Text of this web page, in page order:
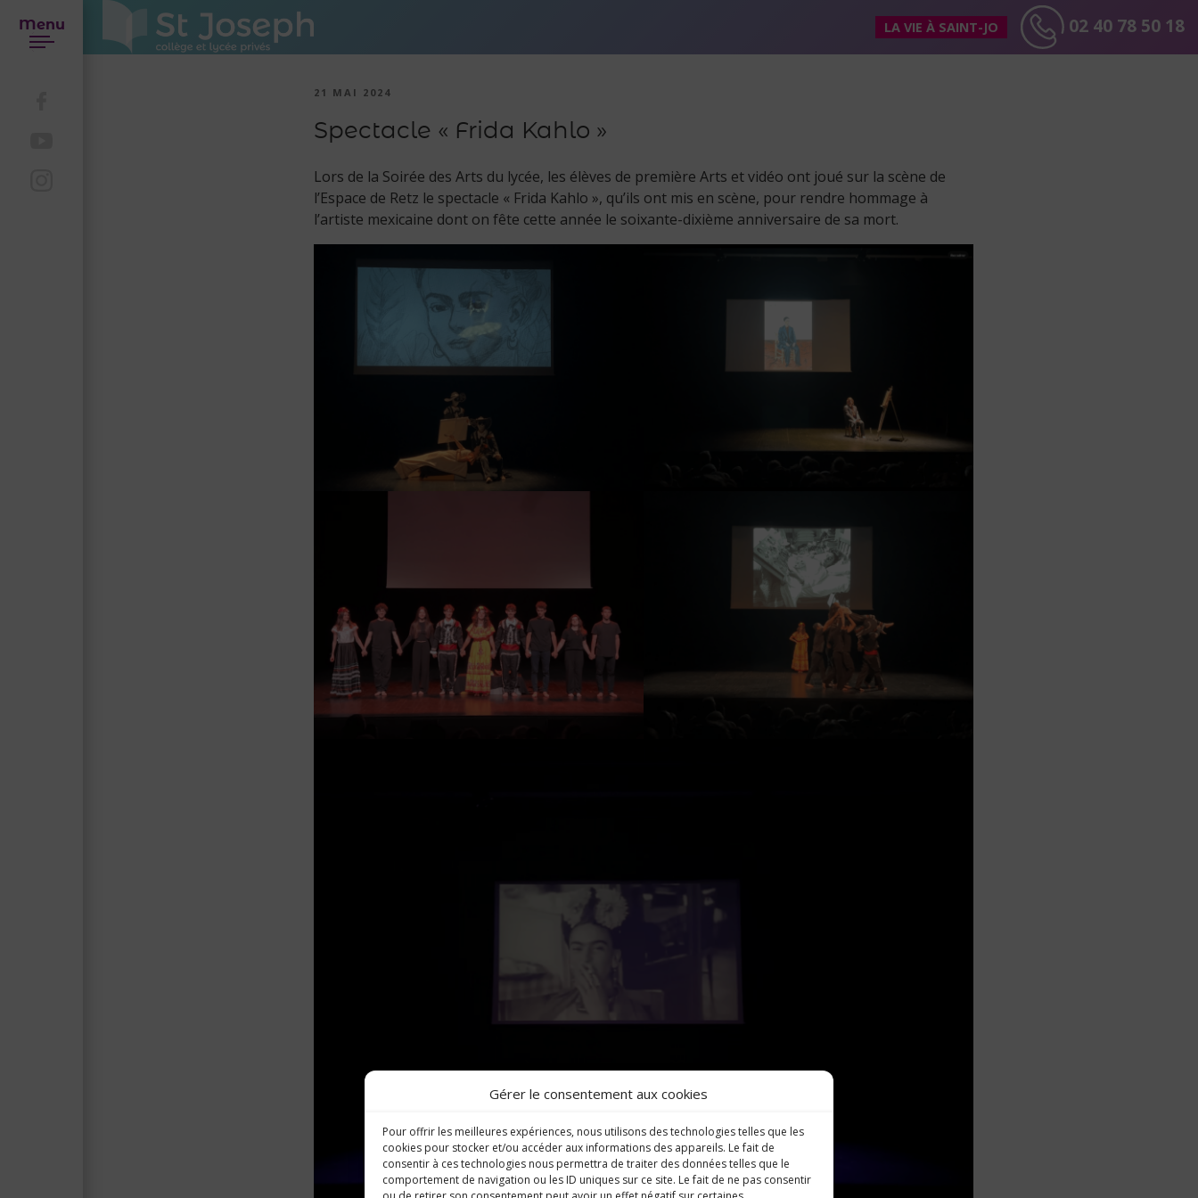
Gérer le consentement aux cookies
Pour offrir les meilleures expériences, nous utilisons des technologies telles que les
cookies pour stocker et/ou accéder aux informations des appareils. Le fait de
consentir à ces technologies nous permettra de traiter des données telles que le
comportement de navigation ou les ID uniques sur ce site. Le fait de ne pas consentir
Menu LA VIE À SAINT-JO 02 40 78 50 18
21 MAI 2024
Spectacle « Frida Kahlo »
Lors de la Soirée des Arts du lycée, les élèves de première Arts et vidéo ont joué sur la scène de
l’Espace de Retz le spectacle « Frida Kahlo », qu’ils ont mis en scène, pour rendre hommage à
l’artiste mexicaine dont on fête cette année le soixante-dixième anniversaire de sa mort.